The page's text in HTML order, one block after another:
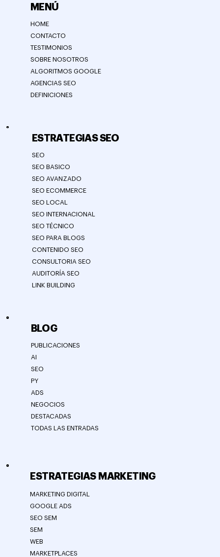
MENÚ
HOME
CONTACTO
TESTIMONIOS
SOBRE NOSOTROS
ALGORITMOS GOOGLE
AGENCIAS SEO
DEFINICIONES
ESTRATEGIAS SEO
SEO
SEO BASICO
SEO AVANZADO
SEO ECOMMERCE
SEO LOCAL
SEO INTERNACIONAL
SEO TÉCNICO
SEO PARA BLOGS
CONTENIDO SEO
CONSULTORIA SEO
AUDITORÍA SEO
LINK BUILDING
ESTRATEGIAS MARKETING
MARKETING DIGITAL
GOOGLE ADS
SEO SEM
SEM
WEB
MARKETPLACES
BLOG
PUBLICACIONES
AI
SEO
PY
ADS
NEGOCIOS
DESTACADAS
TODAS LAS ENTRADAS